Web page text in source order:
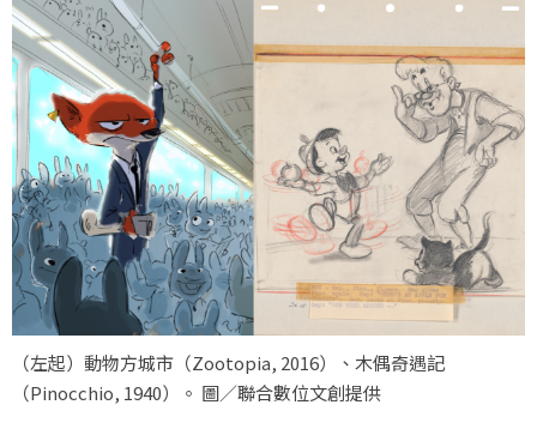
（左起）動物方城市（Zootopia, 2016）、木偶奇遇記
（Pinocchio, 1940）。 圖／聯合數位文創提供